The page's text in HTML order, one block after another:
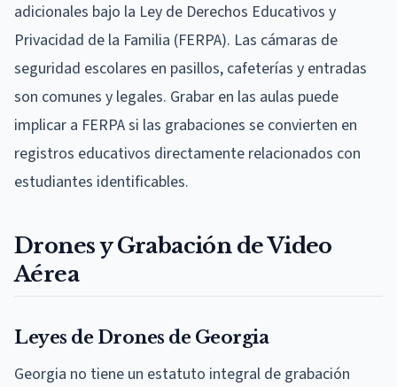
adicionales bajo la Ley de Derechos Educativos y
Privacidad de la Familia (FERPA). Las cámaras de
seguridad escolares en pasillos, cafeterías y entradas
son comunes y legales. Grabar en las aulas puede
implicar a FERPA si las grabaciones se convierten en
registros educativos directamente relacionados con
estudiantes identificables.
Drones y Grabación de Video
Aérea
Leyes de Drones de Georgia
Georgia no tiene un estatuto integral de grabación